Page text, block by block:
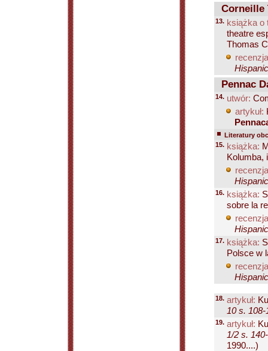
Corneille
13. książka o
theatre
Thomas
Pennac
14. utwór:
artykuł:
Literatury
15. książka:
Kolumba,
16. książka:
sobre la
17. książka:
Polsce w
18. artykuł:
10 s. 108-
19. artykuł:
1/2 s.
1990....)